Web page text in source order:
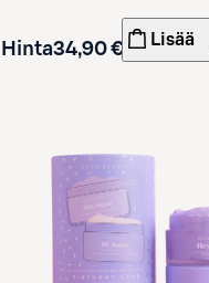
Hinta34,90 € Lisää